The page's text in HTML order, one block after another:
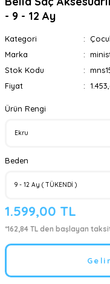
- 9 - 12 Ay
Kategori
Marka
Stok Kodu
Fiyat
Ürün Rengi
Beden
1.599,00 TL
*162,84 TL den başlayan